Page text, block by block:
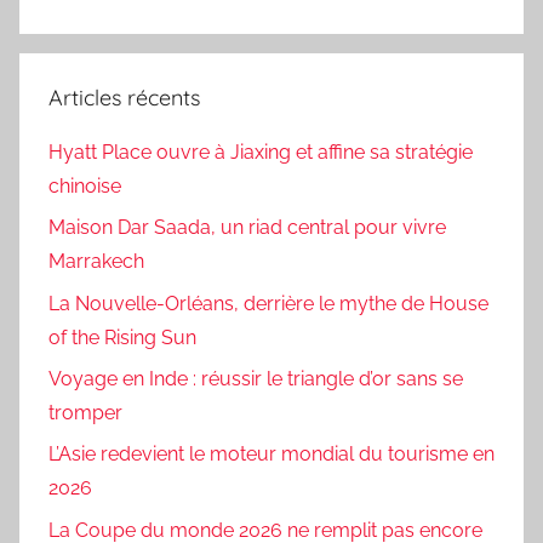
Articles récents
Hyatt Place ouvre à Jiaxing et affine sa stratégie
chinoise
Maison Dar Saada, un riad central pour vivre
Marrakech
La Nouvelle-Orléans, derrière le mythe de House
of the Rising Sun
Voyage en Inde : réussir le triangle d’or sans se
tromper
L’Asie redevient le moteur mondial du tourisme en
2026
La Coupe du monde 2026 ne remplit pas encore